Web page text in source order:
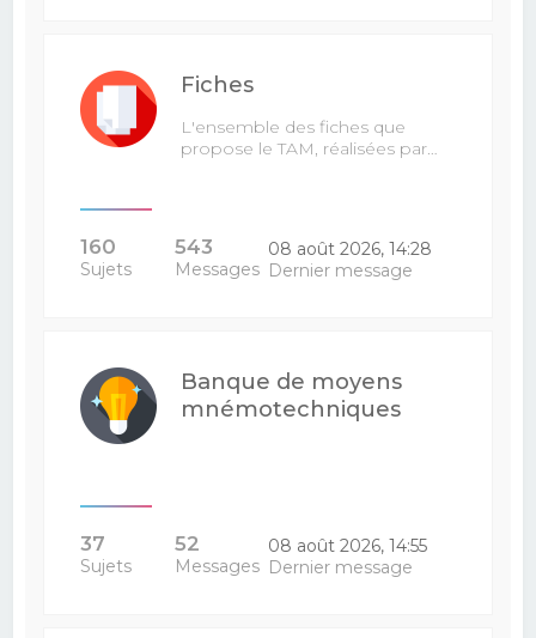
Fiches
L'ensemble des fiches que
propose le TAM, réalisées par…
160
Sujets
543
Messages
08 août 2026, 14:28
Dernier message
Banque de moyens
mnémotechniques
37
Sujets
52
Messages
08 août 2026, 14:55
Dernier message